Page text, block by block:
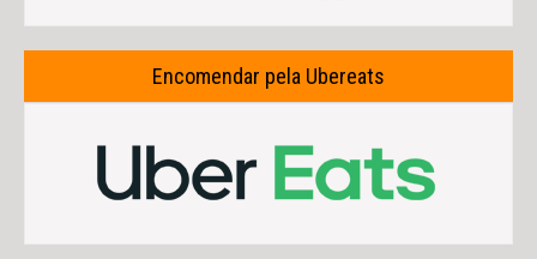
Encomendar pela Ubereats